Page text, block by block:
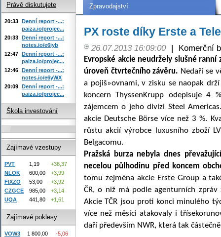
Zpravodajství
PX roste díky Erste a
26.07.2013 16:09:00 | Komerční
Evropské akcie neudržely slušné
úroveň čtvrtečního závěru. Nedaří se
a pojiš»ovnami, v zisku se naopak
koncern ThyssenKrupp odepisuje 4
zájemcem o jeho divizi Steel
akcie Deutsche Börse více než 3 %.
růstu akcií výrobce luxusního zboží
Belgacomu.
Pražská burza nebyla dnes
necelou půlhodinu před koncem
tomu zejména akcie Erste Group a
ČR, o niž má podle agenturních
Akcie TČR jsou proti konci minulého
více než měsíci atakovaly i
daří především NWR, která tak
Právě diskutujete
20:33 Denní report -...:
paiza.io/projec...
20:33 Denní report -...:
notes.io/e6iyb
12:47 Denní report -...:
paiza.io/projec...
12:46 Denní report -...:
notes.io/e6yWX
20:09 Denní report -...:
paiza.io/projec...
Škola investování
Zajímavé vzestupy
PVT 1,19
+38,37
NLOK
600,00
+3,99
FIXZO
53,00
+3,92
CZGCE
985,00
+3,14
UQA
441,80 +1,61
Zajímavé poklesy
VOW3 1 800,00
-5,06